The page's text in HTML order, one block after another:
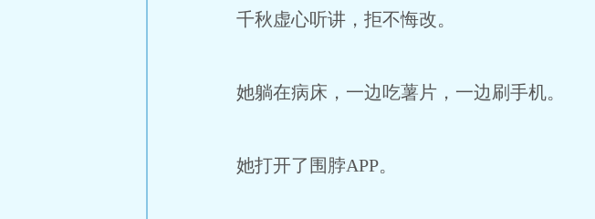
千秋虚心听讲，拒不悔改。
她躺在病床，一边吃薯片，一边刷手机。
她打开了围脖APP。